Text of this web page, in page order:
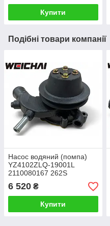
Купити
Подібні товари компанії
Насос водяний (помпа)
YZ4102ZLQ-19001L
2110080167 262S
2190238/1 без
термомуфти Matari MD16
6 520 ₴
Купити